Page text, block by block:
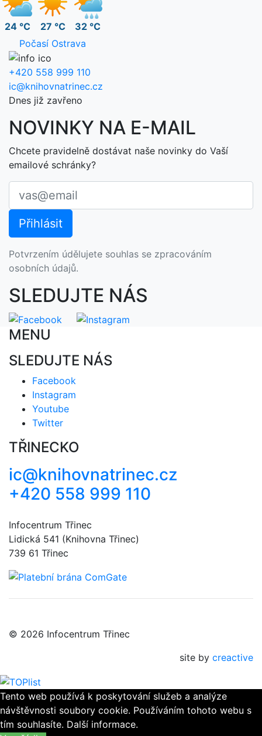
24 °C 27 °C
32 °C
Počasí Ostrava
+420 558 999 110
ic@knihovnatrinec.cz
Dnes již zavřeno
NOVINKY NA E-MAIL
Chcete pravidelně dostávat naše novinky do Vaší
emailové schránky?
Potvrzením údělujete souhlas se zpracováním
osobních údajů.
SLEDUJTE NÁS
MENU
SLEDUJTE NÁS
Facebook
Instagram
Youtube
Twitter
TŘINECKO
ic@knihovnatrinec.cz
+420 558 999 110
Infocentrum Třinec
Lidická 541 (Knihovna Třinec)
739 61 Třinec
© 2026 Infocentrum Třinec
site by creactive
Tento web používá k poskytování služeb a analýze
návštěvnosti soubory cookie. Používáním tohoto webu s
tím souhlasíte. Další informace.